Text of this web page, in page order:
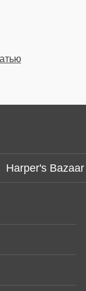
Harper's Bazaar